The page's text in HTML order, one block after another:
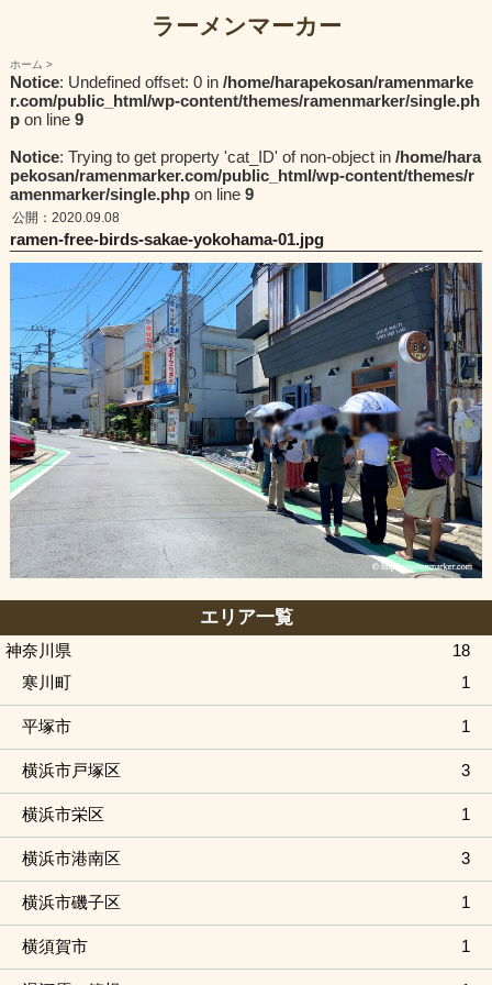
ラーメンマーカー
ホーム
Notice: Undefined offset: 0 in /home/harapekosan/ramenmarke
r.com/public_html/wp-content/themes/ramenmarker/single.ph
pon line 9
Notice: Trying to get property 'cat_ID' of non-object in /home/hara
pekosan/ramenmarker.com/public_html/wp-content/themes/r
amenmarker/single.phpon line 9
公開：2020.09.08
ramen-free-birds-sakae-yokohama-01.jpg
エリア一覧
神奈川県
18
寒川町
1
平塚市 1
横浜市戸塚区 3
横浜市栄区 1
横浜市港南区 3
横浜市磯子区 1
横須賀市 1